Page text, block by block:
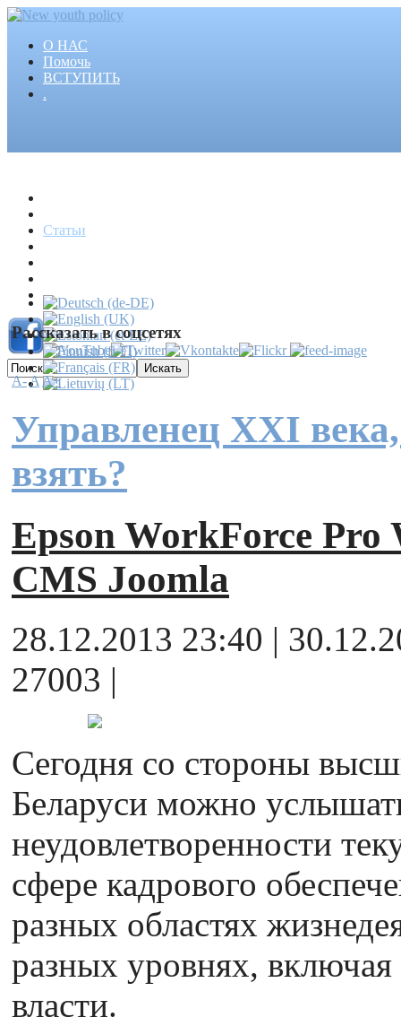
О НАС
Помочь
ВСТУПИТЬ
.
Статьи
Пресса
Рассказать в соцсетях
A-AA+
Управленец XXI века,
взять?
Epson WorkForce Pro
CMS Joomla
28.12.2013 23:40 |
27003 |
Сегодня со стороны
Беларуси можно
неудовлетворенности
сфере кадрового
разных областях
разных уровнях,
власти.